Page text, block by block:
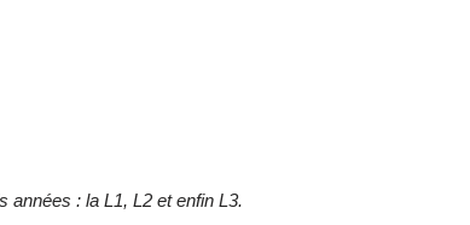
années : la L1, L2 et enfin L3.